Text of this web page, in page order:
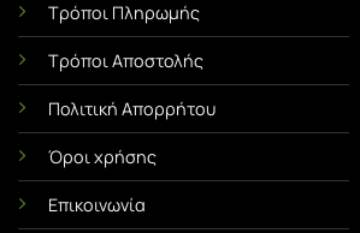
Τρόποι Πληρωμής
Τρόποι Αποστολής
Πολιτική Απορρήτου
Όροι χρήσης
Επικοινωνία
Όσα
ή
ΜΕΜΒΡΆΝΕΣ ΟΧΗΜΆΤΩΝ
Αντηλιακές Μεμβράνες Αυτοκινήτου
Πλήρης Οδηγός! Πλεονεκτήματα &
Χρήσιμες Συμβουλές
Οι αντηλιακές μεμβράνες
(γνωστές και ως φιμέ